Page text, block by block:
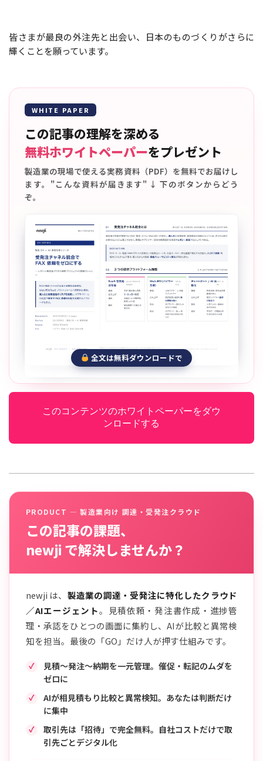
皆さまが最良の外注先と出会い、日本のものづくりがさらに
輝くことを願っています。
WHITE PAPER
この記事の理解を深める
無料ホワイトペーパーをプレゼント
製造業の現場で使える実務資料（PDF）を無料でお届けし
ます。"こんな資料が届きます" ↓ 下のボタンからどう
ぞ。
全文は無料ダウンロードで
このコンテンツのホワイトペーパーをダウ
ンロードする
PRODUCT — 製造業向け 調達・受発注クラウド
この記事の課題、
newji で解決しませんか？
newji は、 製造業の調達・受発注に特化したクラウド
／AIエージェント。見積依頼・発注書作成・進捗管
理・承認をひとつの画面に集約し、AIが比較と異常検
知を担当。最後の「GO」だけ人が押す仕組みです。
見積〜発注〜納期を一元管理。催促・転記のムダを
ゼロに
AIが相見積もり比較と異常検知。あなたは判断だけ
に集中
取引先は「招待」で完全無料。自社コストだけで取
引先ごとデジタル化